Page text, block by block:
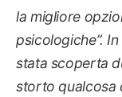
la migliore
psicologiche”.
stata scoperta
storto qualcosa